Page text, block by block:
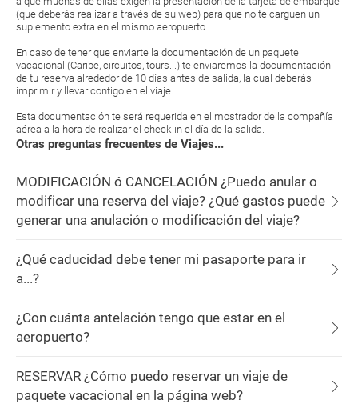
(que deberás realizar a través de su web) para que no te carguen un
suplemento extra en el mismo aeropuerto.
En caso de tener que enviarte la documentación de un paquete
vacacional (Caribe, circuitos, tours...) te enviaremos la documentación
de tu reserva alrededor de 10 días antes de salida, la cual deberás
imprimir y llevar contigo en el viaje.
Esta documentación te será requerida en el mostrador de la compañía
aérea a la hora de realizar el check-in el día de la salida.
Otras preguntas frecuentes de Viajes...
MODIFICACIÓN ó CANCELACIÓN ¿Puedo anular o
modificar una reserva del viaje? ¿Qué gastos puede
generar una anulación o modificación del viaje?
¿Qué caducidad debe tener mi pasaporte para ir
a...?
¿Con cuánta antelación tengo que estar en el
aeropuerto?
RESERVAR ¿Cómo puedo reservar un viaje de
paquete vacacional en la página web?